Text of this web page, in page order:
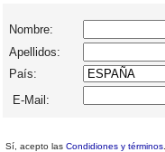
Nombre:
Apellidos:
País:
E-Mail:
Sí, acepto las Condidiones y términos